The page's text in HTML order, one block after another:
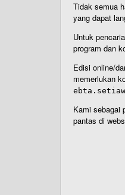
Tidak semua
yang dapat
Untuk
program dan
Edisi online/
memerlukan
Kami sebagai
pantas di